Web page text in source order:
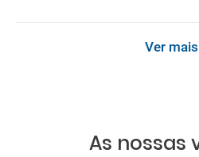
Ver mais
As nossas